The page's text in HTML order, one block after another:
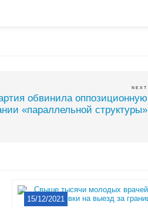
NEXT
обвинила оппозиционную
«параллельной структуры»
15/12/2021